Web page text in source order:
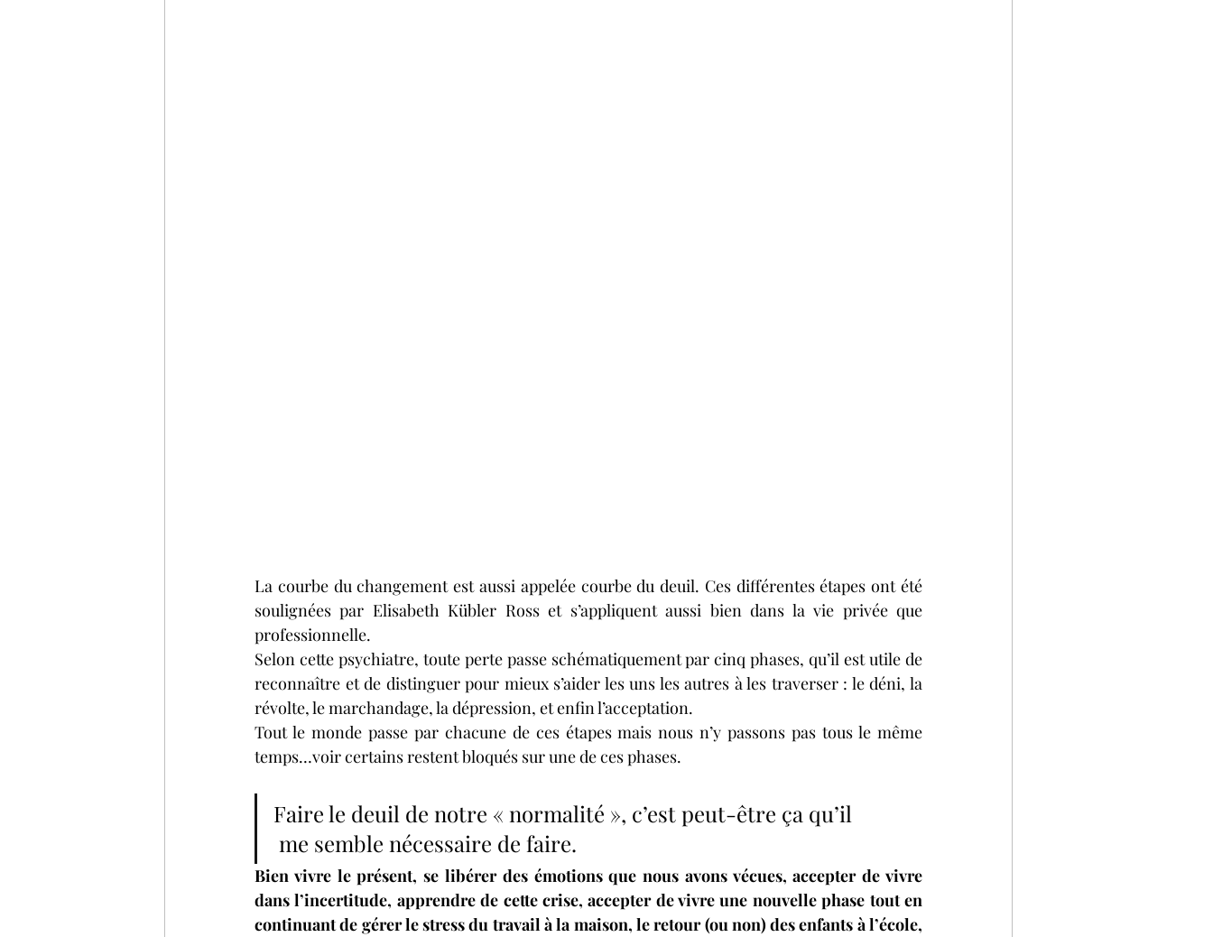
La courbe du changement est aussi appelée courbe du deuil. Ces différentes étapes ont été
soulignées par Elisabeth Kübler Ross et s’appliquent aussi bien dans la vie privée que
professionnelle.
Selon cette psychiatre, toute perte passe schématiquement par cinq phases, qu’il est utile de
reconnaître et de distinguer pour mieux s’aider les uns les autres à les traverser : le déni, la
révolte, le marchandage, la dépression, et enfin l’acceptation.
Tout le monde passe par chacune de ces étapes mais nous n’y passons pas tous le même
temps…voir certains restent bloqués sur une de ces phases.
Faire le deuil de notre « normalité », c’est peut-être ça qu’il
me semble nécessaire de faire.
Bien vivre le présent, se libérer des émotions que nous avons vécues, accepter de vivre
dans l’incertitude, apprendre de cette crise, accepter de vivre une nouvelle phase tout en
continuant de gérer le stress du travail à la maison, le retour (ou non) des enfants à l’école,